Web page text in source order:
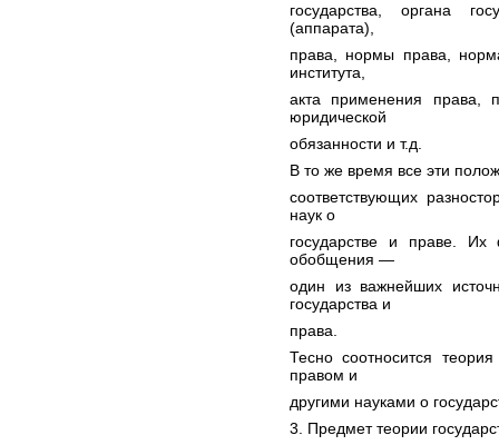
государства, органа
(аппарата),
права, нормы права,
института,
акта применения права,
юридической
обязанности и т.д.
В то же время все эти
соответствующих
наук о
государстве и праве. Их
обобщения —
один из важнейших
государства и
права.
Тесно соотносится
правом и
другими науками о
3. Предмет теории